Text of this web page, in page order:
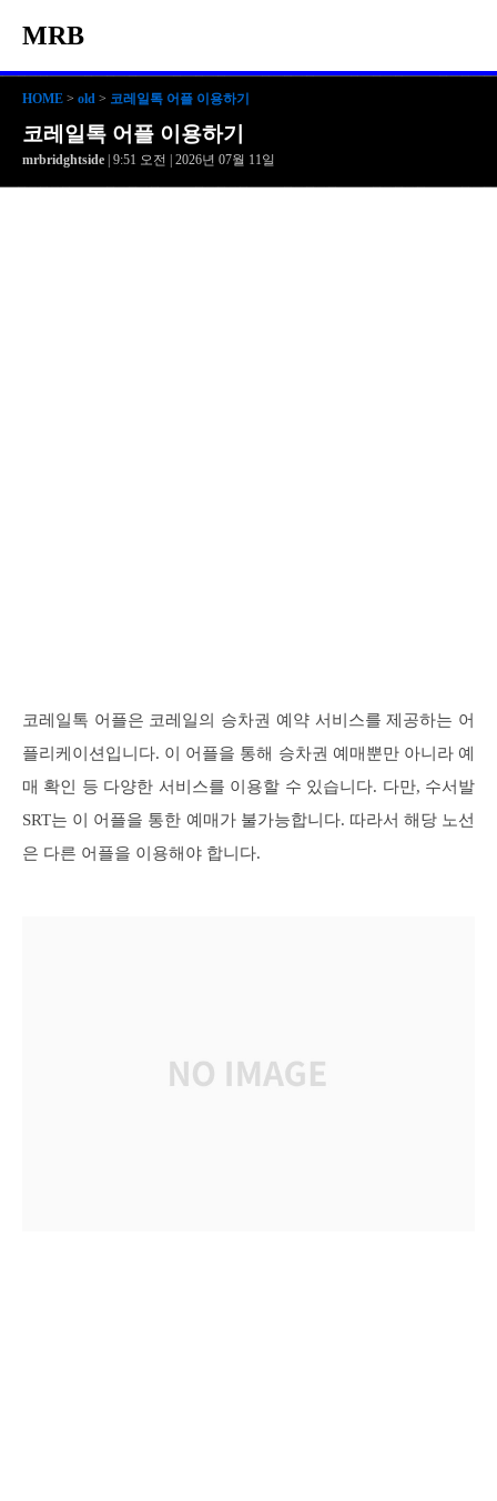
MRB
HOME > old > 코레일톡 어플 이용하기
코레일톡 어플 이용하기
mrbridghtside | 9:51 오전 | 2026년 07월 11일
코레일톡 어플은 코레일의 승차권 예약 서비스를 제공하는 어
플리케이션입니다. 이 어플을 통해 승차권 예매뿐만 아니라 예
매 확인 등 다양한 서비스를 이용할 수 있습니다. 다만, 수서발
SRT는 이 어플을 통한 예매가 불가능합니다. 따라서 해당 노선
은 다른 어플을 이용해야 합니다.